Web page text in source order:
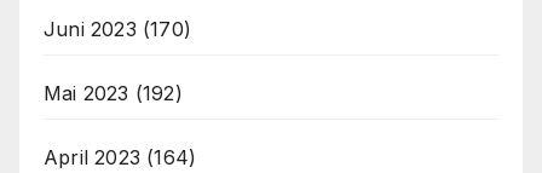
Juni 2023 (170)
Mai 2023 (192)
April 2023 (164)